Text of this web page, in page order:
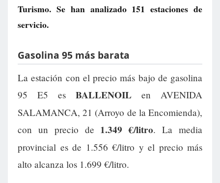
Turismo. Se han analizado 151 estaciones de
servicio.
Gasolina 95 más barata
La estación con el precio más bajo de gasolina
95 E5 es BALLENOIL en AVENIDA
SALAMANCA, 21 (Arroyo de la Encomienda),
con un precio de 1.349 €/litro. La media
provincial es de 1.556 €/litro y el precio más
alto alcanza los 1.699 €/litro.